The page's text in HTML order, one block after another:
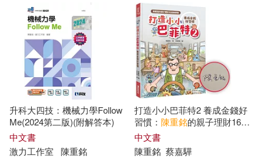
升科大四技：機械力學Follow
Me(2024第二版)(附解答本)
中文書
激力工作室
陳重銘
打造小小巴菲特2 養成金錢好
習慣： 陳重銘的親子理財16堂
啟蒙課【限量親簽版】
中文書
陳重銘 蔡嘉驊